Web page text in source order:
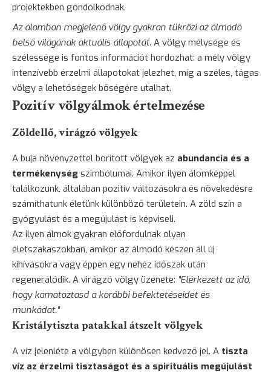
projektekben gondolkodnak.
Az álomban megjelenő völgy gyakran tükrözi az álmodó
belső világának aktuális állapotát. A völgy mélysége és
szélessége is fontos információt hordozhat: a mély völgy
intenzívebb érzelmi állapotokat jelezhet, míg a széles, tágas
völgy a lehetőségek bőségére utalhat.
Pozitív völgyálmok értelmezése
Zöldellő, virágzó völgyek
A buja növényzettel borított völgyek az abundancia és a
termékenység szimbólumai. Amikor ilyen álomképpel
találkozunk, általában pozitív változásokra és növekedésre
számíthatunk életünk különböző területein. A zöld szín a
gyógyulást és a megújulást is képviseli.
Az ilyen álmok gyakran előfordulnak olyan
életszakaszokban, amikor az álmodó készen áll új
kihívásokra vagy éppen egy nehéz időszak után
regenerálódik. A virágzó völgy üzenete: "Elérkezett az idő,
hogy kamatoztasd a korábbi befektetéseidet és
munkádat."
Kristálytiszta patakkal átszelt völgyek
A víz jelenléte a völgyben különösen kedvező jel. A tiszta
víz az érzelmi tisztaságot és a spirituális megújulást